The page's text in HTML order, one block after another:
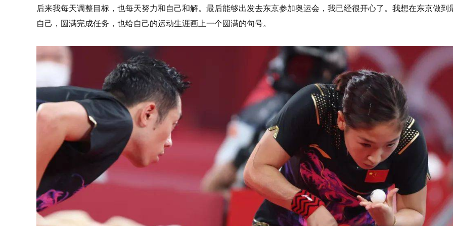
后来我每天调整目标，也每天努力和自己和解。最后能够出发去东京参加奥运会，我已经很开心了。我想在东京做到
自己，圆满完成任务，也给自己的运动生涯画上一个圆满的句号。